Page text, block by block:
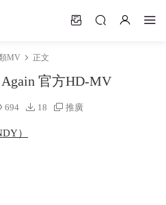
MV 正文
官方HD-MV
694 18 推廣
）